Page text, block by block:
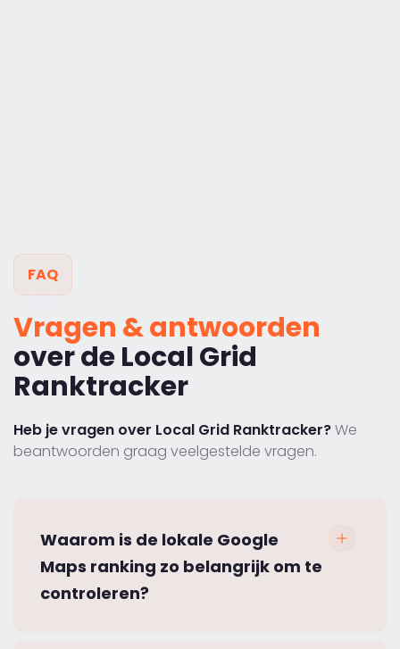
FAQ
Vragen & antwoorden
over de Local Grid
Ranktracker
Heb je vragen over Local Grid Ranktracker?We
beantwoorden graag veelgestelde vragen.
Waarom is de lokale Google
Maps ranking zo belangrijk om te
controleren?